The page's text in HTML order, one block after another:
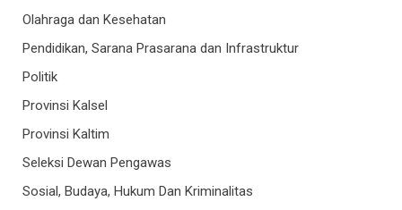
Olahraga dan Kesehatan
Pendidikan, Sarana Prasarana dan Infrastruktur
Politik
Provinsi Kalsel
Provinsi Kaltim
Seleksi Dewan Pengawas
Sosial, Budaya, Hukum Dan Kriminalitas